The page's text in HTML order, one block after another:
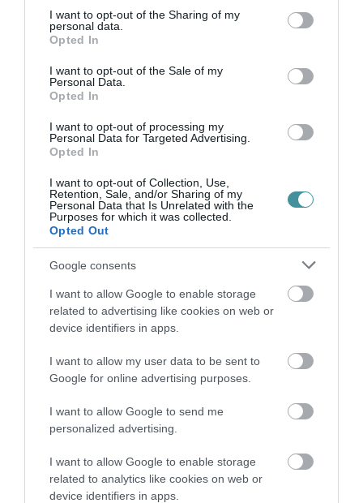
not limited to your visit or usage behaviour. You may click to
grant or deny consent to Google and its third-party tags to
use your data for below specified purposes in below Google
consent section.
I want to opt-out of the Sharing of my
personal data.
Opted In
I want to opt-out of the Sale of my
Personal Data.
Opted In
I want to opt-out of processing my
Personal Data for Targeted Advertising.
Opted In
I want to opt-out of Collection, Use,
Retention, Sale, and/or Sharing of my
Personal Data that Is Unrelated with the
Purposes for which it was collected.
Opted Out
Google consents
I want to allow Google to enable storage
related to advertising like cookies on web or
device identifiers in apps.
I want to allow my user data to be sent to
Google for online advertising purposes.
I want to allow Google to send me
personalized advertising.
I want to allow Google to enable storage
related to analytics like cookies on web or
device identifiers in apps.
bennünket az EGRI ÜGYEK Google Hírek oldalán!
VISSZA A FŐOLDALRA
Legfrissebb híreink
HOLTAN SZÁLLÍTOTTÁK HAZA A 80 ÉVES
ASSZONYT A HATVANI KÓR...
2026. augusztus 06|Riasztó
GÁRDONYI MESEKERT VÁRJA A
CSALÁDOKAT – HÁROM NAPON ÁT ING...